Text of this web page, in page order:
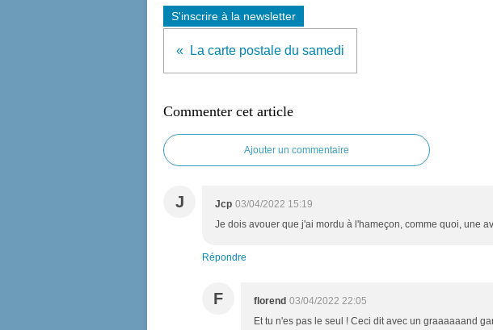
S'inscrire à la newsletter
La carte postale du samedi
Commenter cet article
Ajouter un commentaire
J Jcp 03/04/2022 15:19
Je dois avouer que j'ai mordu à l'hameçon, comme quoi, une
Répondre
F florend 03/04/2022 22:05
Et tu n'es pas le seul ! Ceci dit avec un graaaaaand